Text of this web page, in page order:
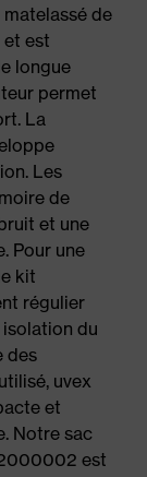
de
est
longue
permet
La
Les
de
et une
Pour une
kit
régulier
du
des
uvex
et
Notre sac
2000002 est